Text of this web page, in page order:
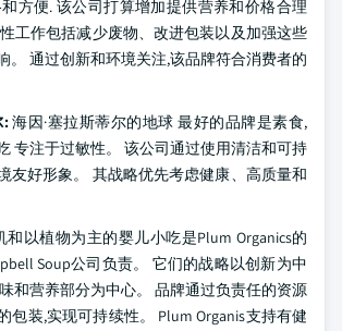
方便. 该公司打算增加提供营养和价格合理
工作包括减少废物、改进包装以及加强这些
。 通过创新和环境关注,该品牌符合消费者的
:海因·塞拉斯蒂尔的地球 最好的品牌是素食,
专注于过敏性。 该公司通过使用清洁和可持
友好形象。 其战略优先考虑健康、高质量和
以植物为主的婴儿小吃是Plum Organics的
Soup公司负责。 它们的战略以创新为中
和营养部分为中心。 品牌通过负责任的资源
包装,实现可持续性。 Plum Organis支持有健